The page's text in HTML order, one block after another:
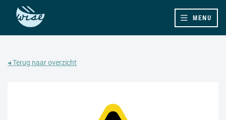
MENU
◂ Terug naar overzicht